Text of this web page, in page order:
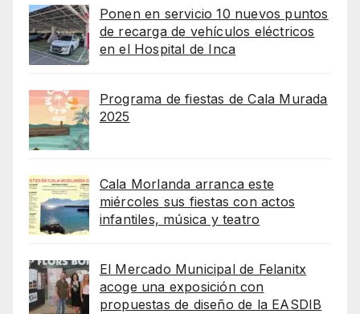
Ponen en servicio 10 nuevos puntos
de recarga de vehículos eléctricos
en el Hospital de Inca
Programa de fiestas de Cala Murada
2025
Cala Morlanda arranca este
miércoles sus fiestas con actos
infantiles, música y teatro
El Mercado Municipal de Felanitx
acoge una exposición con
propuestas de diseño de la EASDIB